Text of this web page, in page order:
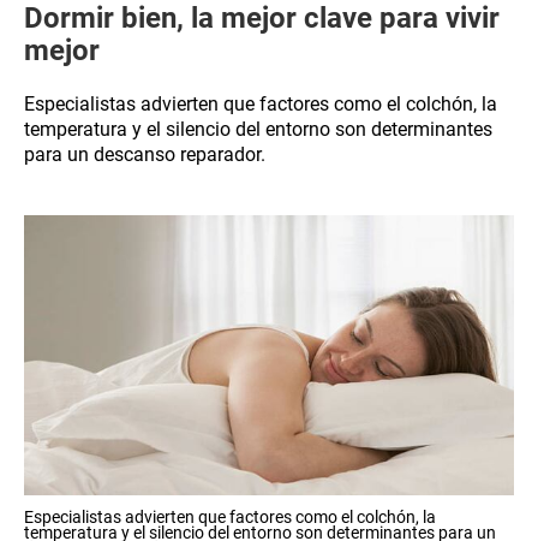
Dormir bien, la mejor clave para vivir
mejor
Especialistas advierten que factores como el colchón, la
temperatura y el silencio del entorno son determinantes
para un descanso reparador.
Especialistas advierten que factores como el colchón, la
temperatura y el silencio del entorno son determinantes para un